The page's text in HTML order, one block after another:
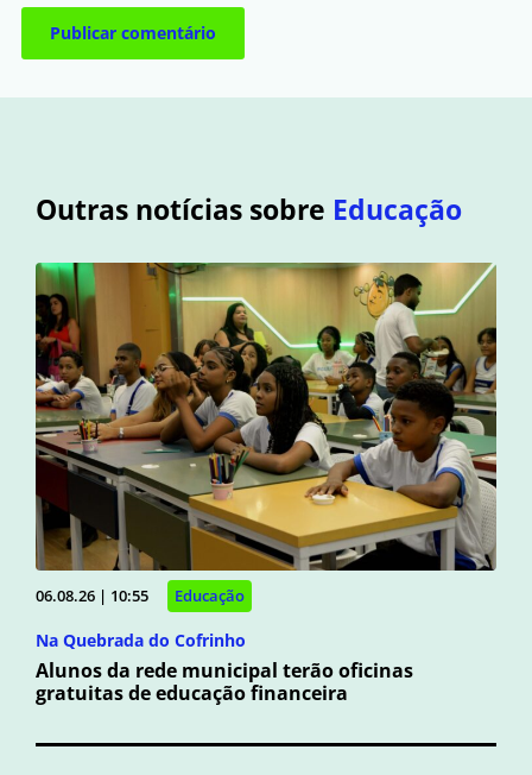
Outras notícias sobre Educação
06.08.26 | 10:55 Educação
Na Quebrada do Cofrinho
Alunos da rede municipal terão oficinas
gratuitas de educação financeira